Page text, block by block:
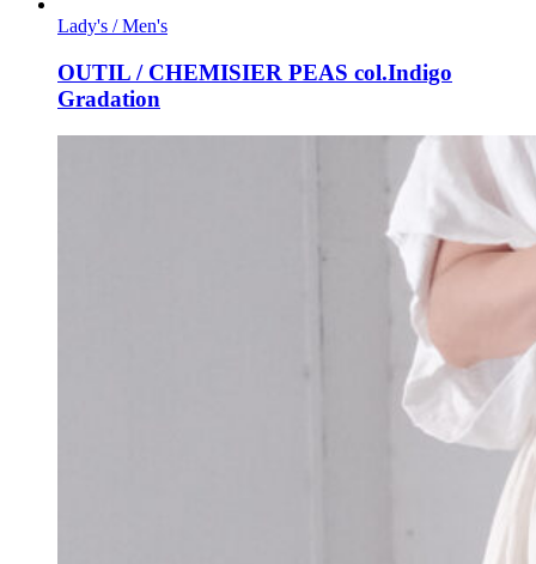
Lady's / Men's
OUTIL / CHEMISIER PEAS col.Indigo
Gradation